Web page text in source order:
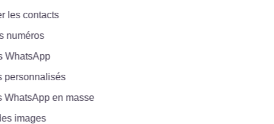
contacts
en masse
images